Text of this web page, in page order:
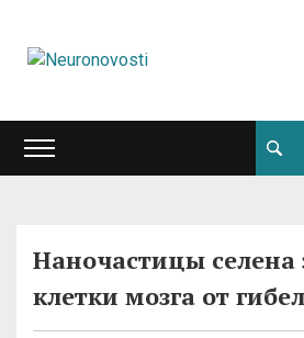
Наночастицы
клетки мозга от